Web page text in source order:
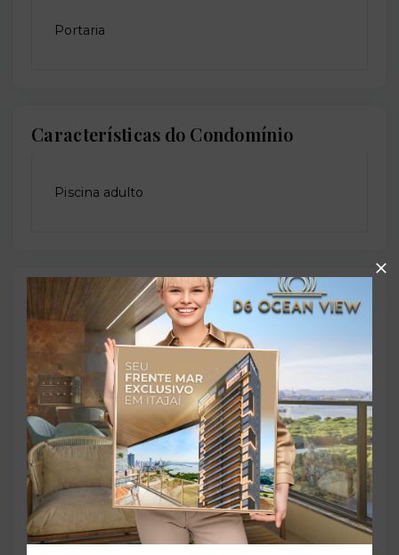
Portaria
Características do Condomínio
Piscina adulto
Outras Informações
Referência:
O-81938-128186
Perfil:
Residencial